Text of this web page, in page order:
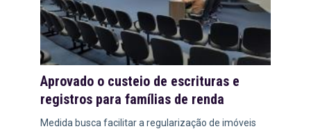
Aprovado o custeio de escrituras e
registros para famílias de renda
Medida busca facilitar a regularização de imóveis